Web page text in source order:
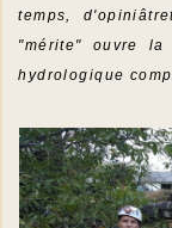
temps,
"mérite" ouvre
hydrologique